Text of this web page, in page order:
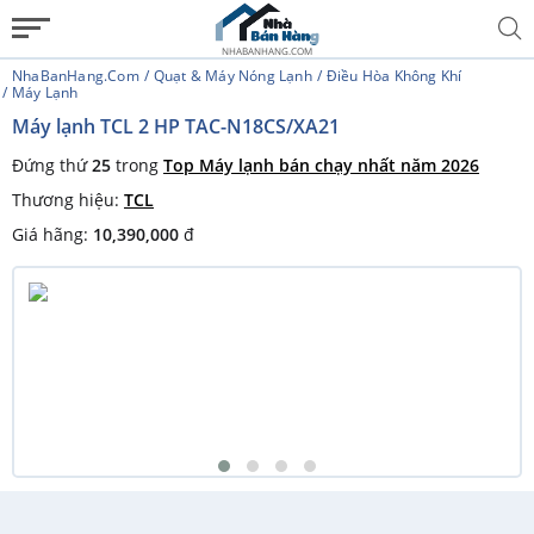
NHABANHANG.COM
NhaBanHang.com Quạt & Máy Nóng Lạnh
Điều Hòa Không Khí
Máy Lạnh
Máy lạnh TCL 2 HP TAC-N18CS/XA21
Đứng thứ25 trong Top Máy lạnh bán chạy nhất năm 2026
Thương hiệu: TCL
Giá hãng: 10,390,000 đ